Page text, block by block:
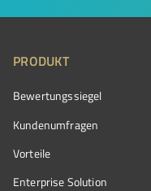
PRODUKT
Bewertungssiegel
Kundenumfragen
Vorteile
Enterprise Solution